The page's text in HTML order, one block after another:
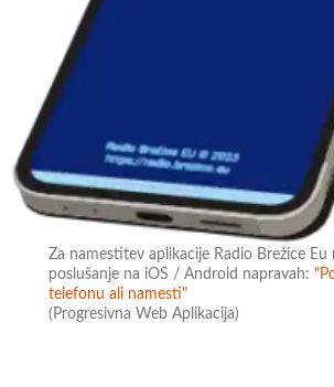
Za namestitev aplikacije Radio Brežice Eu
poslušanje na iOS / Android napravah:
telefonu ali namesti"
(Progresivna Web Aplikacija)